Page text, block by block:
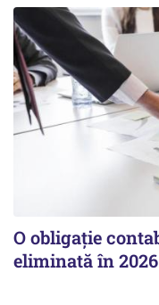
O obligație
eliminată în